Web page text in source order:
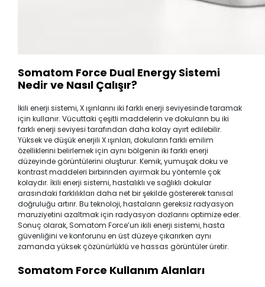
Somatom Force Dual Energy Sistemi
Nedir ve Nasıl Çalışır?
İkili enerji sistemi, X ışınlarını iki farklı enerji seviyesinde taramak
için kullanır. Vücuttaki çeşitli maddelerin ve dokuların bu iki
farklı enerji seviyesi tarafından daha kolay ayırt edilebilir.
Yüksek ve düşük enerjili X ışınları, dokuların farklı emilim
özelliklerini belirlemek için aynı bölgenin iki farklı enerji
düzeyinde görüntülerini oluşturur. Kemik, yumuşak doku ve
kontrast maddeleri birbirinden ayırmak bu yöntemle çok
kolaydır. İkili enerji sistemi, hastalıklı ve sağlıklı dokular
arasındaki farklılıkları daha net bir şekilde göstererek tanısal
doğruluğu artırır. Bu teknoloji, hastaların gereksiz radyasyon
maruziyetini azaltmak için radyasyon dozlarını optimize eder.
Sonuç olarak, Somatom Force’un ikili enerji sistemi, hasta
güvenliğini ve konforunu en üst düzeye çıkarırken aynı
zamanda yüksek çözünürlüklü ve hassas görüntüler üretir.
Somatom Force Kullanım Alanları